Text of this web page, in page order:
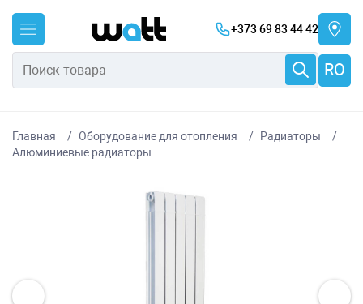
+373 69 83 44 42
RO
Главная Оборудование для отопления
Радиаторы
Алюминиевые радиаторы